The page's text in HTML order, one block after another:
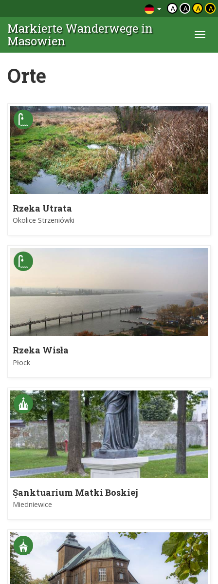
A A A A
Markierte Wanderwege in
Masowien
Orte
Rzeka Utrata
Okolice Strzeniówki
Rzeka Wisła
Płock
Sanktuarium Matki Boskiej
Świętorodzinnej w Miedniewicach
Miedniewice